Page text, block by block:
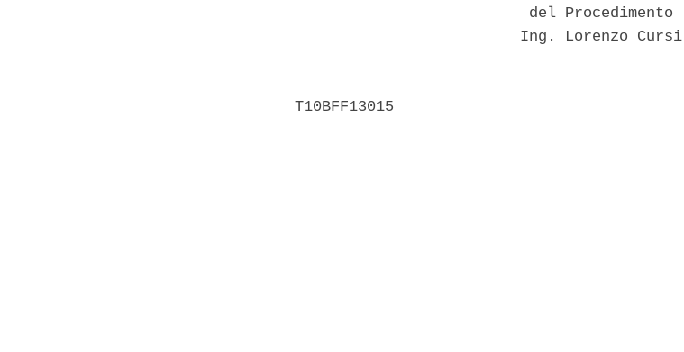
                          del Procedimento
                         Ing. Lorenzo Cursi